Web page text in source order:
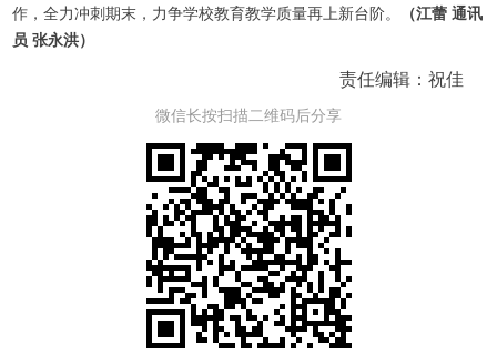
作，全力冲刺期末，力争学校教育教学质量再上新台阶。
（江蕾 通讯
员 张永洪）
责任编辑：祝佳
微信长按扫描二维码后分享